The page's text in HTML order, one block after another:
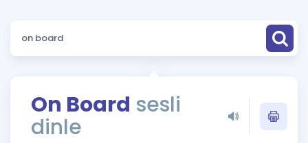
Sözlük
Rehberlik Aracı
ÖSYM Sınav Takvimi
Hakkımızda
On Board sesli
dinle